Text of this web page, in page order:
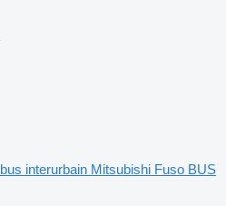
bus interurbain Mitsubishi Fuso BUS